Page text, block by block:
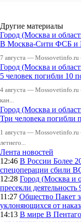
Другие материалы
Город (Москва и
В Москва-Сити ФСБ и
7 августа —
Город (Москва и
5 человек погибли 10
4 августа —
кан...
Город (Москва и
Три человека
1 августа — Mossovetinfo.ru
летнего...
Лента новостей
12:46 В России Более
спецоперации сбили
12:28 Город (Москва и
пресекли
11:27 Общество Пакет
уклоняющихся от
14:13 В мире В